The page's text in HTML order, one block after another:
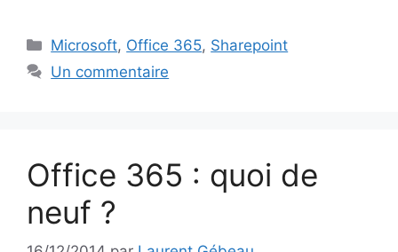
Catégories
Microsoft, Office 365, Sharepoint
Un commentaire
Office 365 : quoi de
neuf ?